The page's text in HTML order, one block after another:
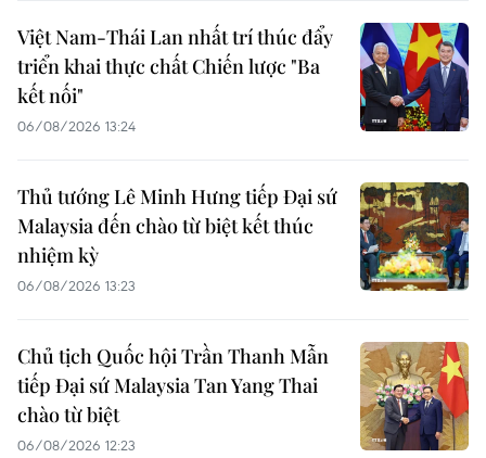
Việt Nam-Thái Lan nhất trí thúc đẩy
triển khai thực chất Chiến lược "Ba
kết nối"
06/08/2026 13:24
Thủ tướng Lê Minh Hưng tiếp Đại sứ
Malaysia đến chào từ biệt kết thúc
nhiệm kỳ
06/08/2026 13:23
Chủ tịch Quốc hội Trần Thanh Mẫn
tiếp Đại sứ Malaysia Tan Yang Thai
chào từ biệt
06/08/2026 12:23